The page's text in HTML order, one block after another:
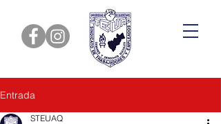
Entrada
STEUAQ